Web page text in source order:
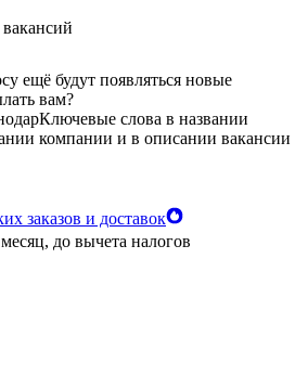
ещё будут появляться новые
вам?
Ключевые слова в названии
компании и в описании вакансии
заказов и доставок
до вычета налогов